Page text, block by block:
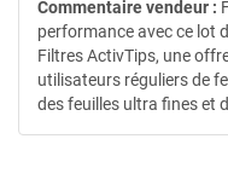
Commentaire vendeur :
performance avec ce lot
Filtres ActivTips, une
utilisateurs réguliers de
des feuilles ultra fines et